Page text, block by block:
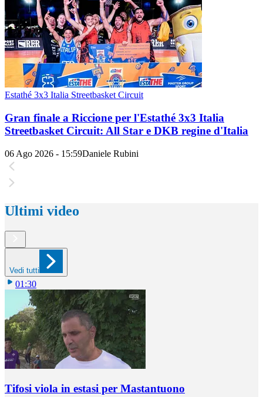
Estathé 3x3 Italia Streetbasket Circuit
Gran finale a Riccione per l'Estathé 3x3 Italia
Streetbasket Circuit: All Star e DKB regine d'Italia
06 Ago 2026 - 15:59Daniele Rubini
Ultimi video
Vedi tutti
01:30
Tifosi viola in estasi per Mastantuono